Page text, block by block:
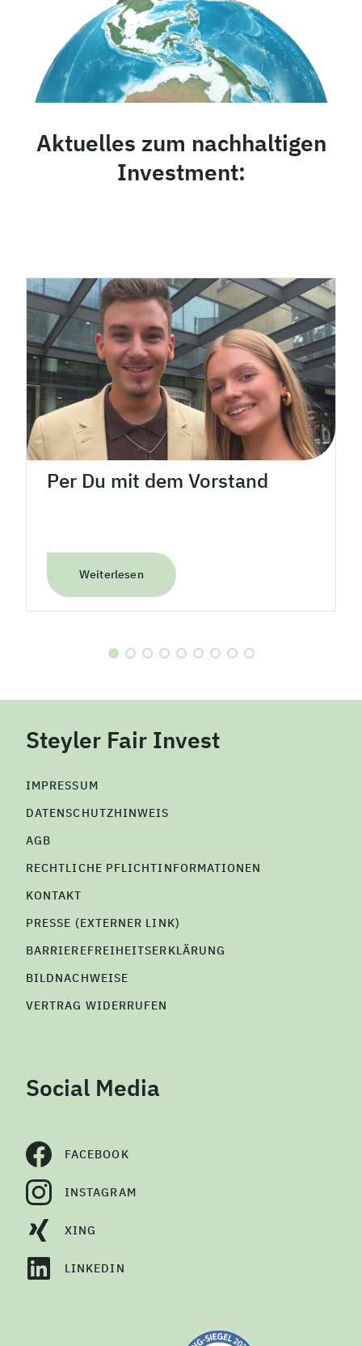
Aktuelles zum nachhaltigen
Investment:
Per Du mit dem Vorstand
Weiterlesen
Steyler Fair Invest
IMPRESSUM
DATENSCHUTZHINWEIS
AGB
RECHTLICHE PFLICHTINFORMATIONEN
KONTAKT
PRESSE (EXTERNER LINK)
BARRIEREFREIHEITSERKLÄRUNG
BILDNACHWEISE
VERTRAG WIDERRUFEN
Social Media
FACEBOOK
INSTAGRAM
XING
LINKEDIN